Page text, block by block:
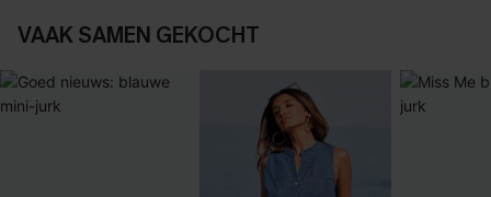
VAAK SAMEN GEKOCHT